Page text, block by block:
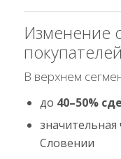
Изменение
покупателей
В верхнем
до 40–50%
Словении